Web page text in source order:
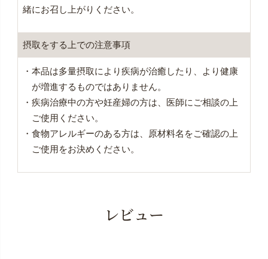
緒にお召し上がりください。
摂取をする上での注意事項
・本品は多量摂取により疾病が治癒したり、より健康
が増進するものではありません。
・疾病治療中の方や妊産婦の方は、医師にご相談の上
ご使用ください。
・食物アレルギーのある方は、原材料名をご確認の上
ご使用をお決めください。
レビュー